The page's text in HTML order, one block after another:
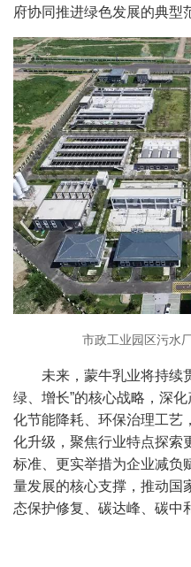
府协同推进绿色发展的典型
市政工业园区污水
未来，蒙牛乳业将持续
绿、增长”的核心战略，深
化节能降耗、环保治理工艺
化升级，聚焦行业特点探索
标准、更实举措为企业减负
量发展的核心支撑，推动国
态保护修复、碳达峰、碳中